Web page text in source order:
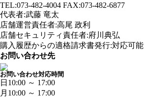
TEL:073-482-4004 FAX:073-482-6877
代表者:武藤 竜太
店舗運営責任者:高尾 政利
店舗セキュリティ責任者:府川典弘
購入履歴からの適格請求書発行:対応可能
お問い合わせ先
お問い合わせ対応時間
日 10:00 ～ 17:00
月 10:00 ～ 17:00